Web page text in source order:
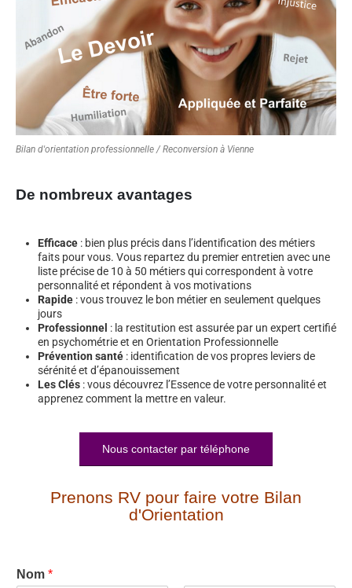
Bilan d'orientation professionnelle / Reconversion à Vienne
De nombreux avantages
Efficace : bien plus précis dans l’identification des métiers
faits pour vous. Vous repartez du premier entretien avec une
liste précise de 10 à 50 métiers qui correspondent à votre
personnalité et répondent à vos motivations
Rapide : vous trouvez le bon métier en seulement quelques
jours
Professionnel : la restitution est assurée par un expert certifié
en psychométrie et en Orientation Professionnelle
Prévention santé : identification de vos propres leviers de
sérénité et d’épanouissement
Les Clés : vous découvrez l’Essence de votre personnalité et
apprenez comment la mettre en valeur.
Nous contacter par téléphone
Prenons RV pour faire votre Bilan
d'Orientation
Nom *